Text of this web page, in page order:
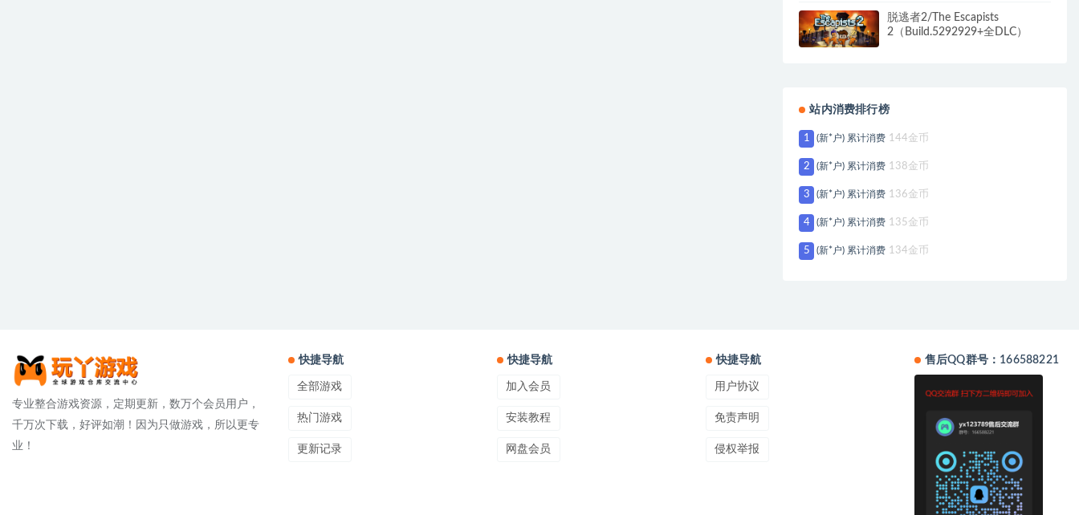
脱逃者2/The Escapists
2（Build.5292929+全DLC）
站内消费排行榜
1 (新*户) 累计消费 144金币
2 (新*户) 累计消费 138金币
3 (新*户) 累计消费 136金币
4 (新*户) 累计消费 135金币
5 (新*户) 累计消费 134金币
专业整合游戏资源，定期更新，数万个会员用户，
千万次下载，好评如潮！因为只做游戏，所以更专
业！
快捷导航
全部游戏
热门游戏
更新记录
快捷导航
加入会员
安装教程
网盘会员
快捷导航
用户协议
免责声明
侵权举报
售后QQ群号：166588221